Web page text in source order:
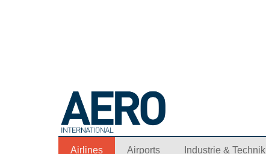
Airlines Airports Industrie & Technik